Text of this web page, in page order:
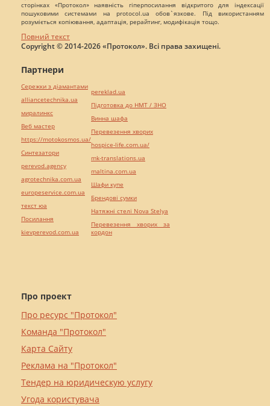
сторінках «Протокол» наявність гіперпосилання відкритого для індексації
пошуковими системами на protocol.ua обов`язкове. Під використанням
розуміється копіювання, адаптація, рерайтинг, модифікація тощо.
Повний текст
Copyright © 2014-2026 «Протокол». Всі права захищені.
Про проект
Про ресурс "Протокол"
Команда "Протокол"
Карта Сайту
Реклама на "Протокол"
Тендер на юридическую услугу
Угода користувача
Партнери
Сережки з діамантами
alliancetechnika.ua
миралинкс
Веб мастер
https://motokosmos.ua/
Синтезатори
perevod.agency
agrotechnika.com.ua
europeservice.com.ua
текст юа
Посилання
kievperevod.com.ua
pereklad.ua
Підготовка до НМТ / ЗНО
Винна шафа
Перевезення хворих
hospice-life.com.ua/
mk-translations.ua
maltina.com.ua
Шафи купе
Брендові сумки
Натяжні стелі Nova Stelya
Перевезення хворих за
кордон